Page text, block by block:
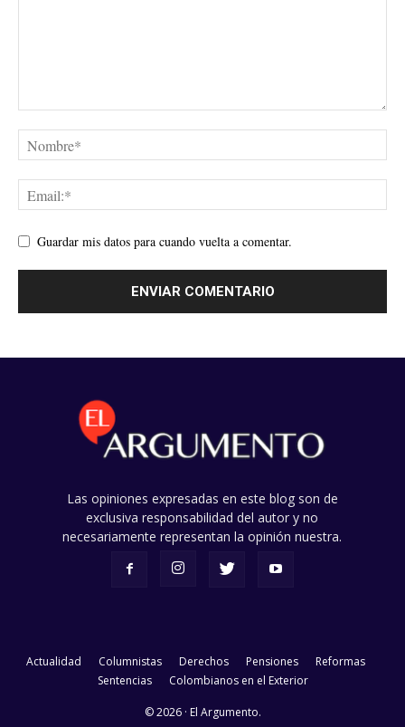
Guardar mis datos para cuando vuelta a comentar.
Las opiniones expresadas en este blog son de
exclusiva responsabilidad del autor y no
necesariamente representan la opinión nuestra.
Actualidad Columnistas Derechos Pensiones
Reformas
Sentencias
Colombianos en el Exterior
© 2026 · El Argumento.